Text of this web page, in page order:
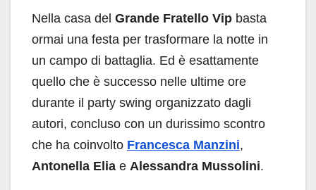
Nella casa del Grande Fratello Vip basta
ormai una festa per trasformare la notte in
un campo di battaglia. Ed è esattamente
quello che è successo nelle ultime ore
durante il party swing organizzato dagli
autori, concluso con un durissimo scontro
che ha coinvolto Francesca Manzini,
Antonella Elia e Alessandra Mussolini.